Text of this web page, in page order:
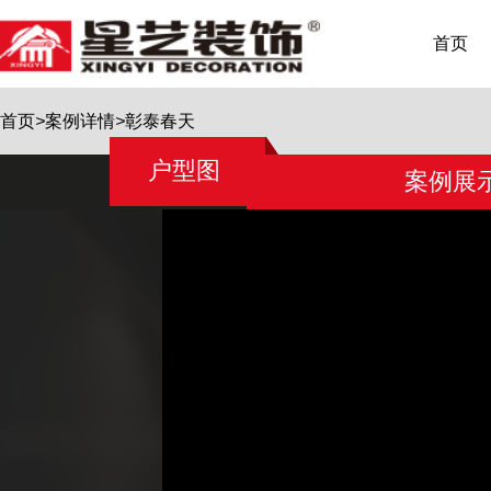
首页
首页>案例详情>彰泰春天
户型图 案例展